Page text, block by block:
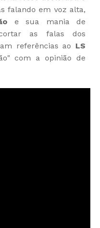
falando em voz alta,
e sua mania de
as falas dos
referências ao LS
com a opinião de